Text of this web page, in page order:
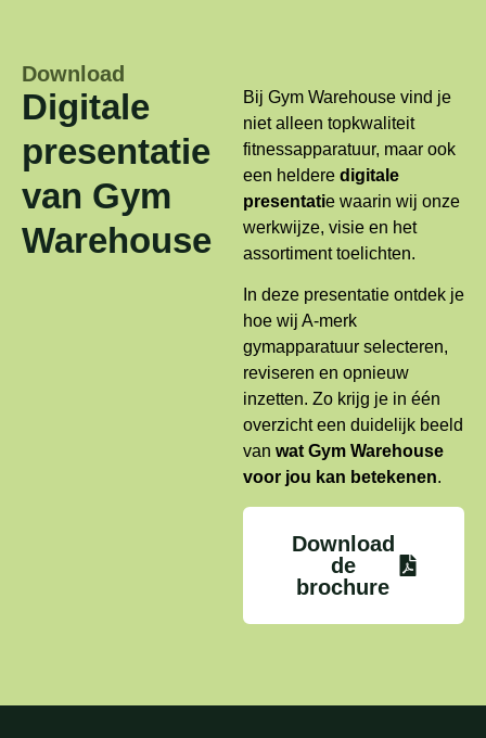
Download
Digitale
presentatie
van Gym
Warehouse
Bij Gym Warehouse vind je
niet alleen topkwaliteit
fitnessapparatuur, maar ook
een heldere digitale
presentatie waarin wij onze
werkwijze, visie en het
assortiment toelichten.
In deze presentatie ontdek je
hoe wij A-merk
gymapparatuur selecteren,
reviseren en opnieuw
inzetten. Zo krijg je in één
overzicht een duidelijk beeld
van wat Gym Warehouse
voor jou kan betekenen.
Download
de
brochure